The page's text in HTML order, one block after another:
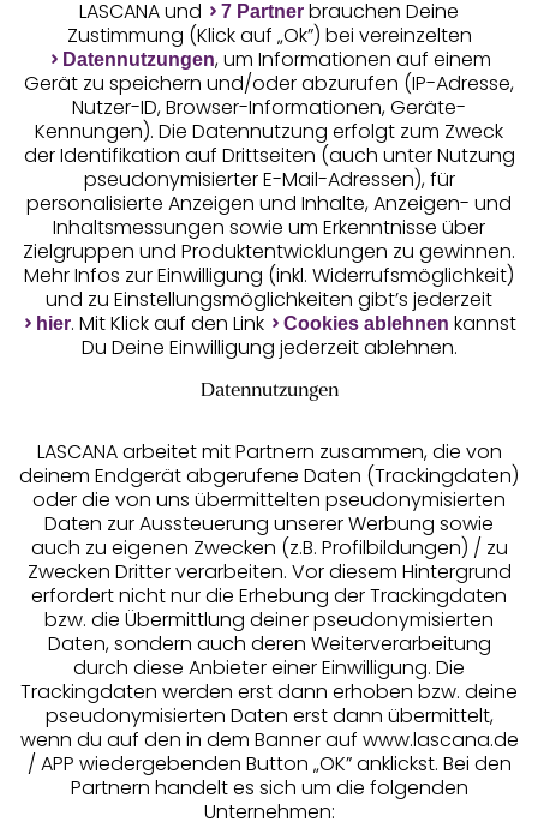
Geprüfte Sicherheit
Unsere Apps
Services
Beratung
Über uns
Rechtliches
LASCANA und 7 Partner brauchen Deine
Zustimmung (Klick auf „Ok”) bei vereinzelten
Datennutzungen, um Informationen auf einem
Gerät zu speichern und/oder abzurufen (IP-Adresse,
Nutzer-ID, Browser-Informationen, Geräte-
Kennungen). Die Datennutzung erfolgt zum Zweck
der Identifikation auf Drittseiten (auch unter Nutzung
pseudonymisierter E-Mail-Adressen), für
personalisierte Anzeigen und Inhalte, Anzeigen- und
Inhaltsmessungen sowie um Erkenntnisse über
Zielgruppen und Produktentwicklungen zu gewinnen.
Mehr Infos zur Einwilligung (inkl. Widerrufsmöglichkeit)
und zu Einstellungsmöglichkeiten gibt’s jederzeit
hier. Mit Klick auf den Link Cookies ablehnen kannst
Du Deine Einwilligung jederzeit ablehnen.
Datennutzungen
LASCANA arbeitet mit Partnern zusammen, die von
deinem Endgerät abgerufene Daten (Trackingdaten)
oder die von uns übermittelten pseudonymisierten
Daten zur Aussteuerung unserer Werbung sowie
auch zu eigenen Zwecken (z.B. Profilbildungen) / zu
Zwecken Dritter verarbeiten. Vor diesem Hintergrund
erfordert nicht nur die Erhebung der Trackingdaten
bzw. die Übermittlung deiner pseudonymisierten
Daten, sondern auch deren Weiterverarbeitung
durch diese Anbieter einer Einwilligung. Die
Trackingdaten werden erst dann erhoben bzw. deine
pseudonymisierten Daten erst dann übermittelt,
wenn du auf den in dem Banner auf www.lascana.de
/ APP wiedergebenden Button „OK” anklickst. Bei den
Partnern handelt es sich um die folgenden
Unternehmen: